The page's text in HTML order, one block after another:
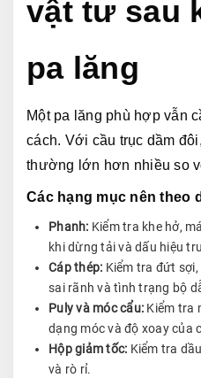
vật tư sau
pa lăng
Một pa lăng phù hợp vẫn
cách. Với cầu trục dầm
thường lớn hơn nhiều so
Các hạng mục nên theo
Phanh: Kiểm tra khe hở,
khi dừng tải và dấu hiệu
Cáp thép: Kiểm tra đứt sợi,
sai rãnh và tình trạng bộ
Puly và móc cẩu: Kiểm tra
dạng móc và độ xoay của
Hộp giảm tốc: Kiểm tra
và rò rỉ.